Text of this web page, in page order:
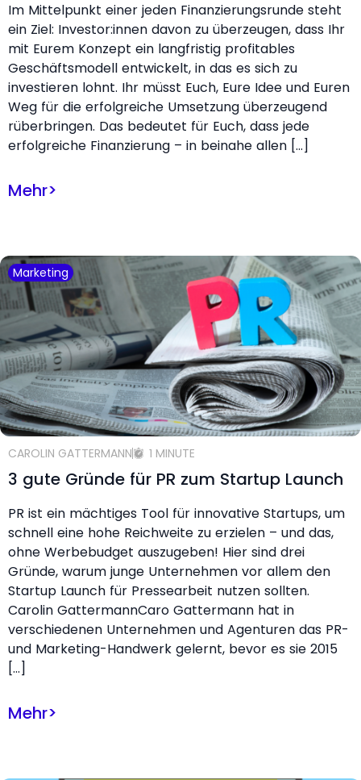
Im Mittelpunkt einer jeden Finanzierungsrunde steht
ein Ziel: Investor:innen davon zu überzeugen, dass Ihr
mit Eurem Konzept ein langfristig profitables
Geschäftsmodell entwickelt, in das es sich zu
investieren lohnt. Ihr müsst Euch, Eure Idee und Euren
Weg für die erfolgreiche Umsetzung überzeugend
rüberbringen. Das bedeutet für Euch, dass jede
erfolgreiche Finanzierung – in beinahe allen […]
Mehr>
Marketing
CAROLIN GATTERMANN 1 MINUTE
3 gute Gründe für PR zum Startup Launch
PR ist ein mächtiges Tool für innovative Startups, um
schnell eine hohe Reichweite zu erzielen – und das,
ohne Werbebudget auszugeben! Hier sind drei
Gründe, warum junge Unternehmen vor allem den
Startup Launch für Pressearbeit nutzen sollten.
Carolin GattermannCaro Gattermann hat in
verschiedenen Unternehmen und Agenturen das PR-
und Marketing-Handwerk gelernt, bevor es sie 2015
[…]
Mehr>